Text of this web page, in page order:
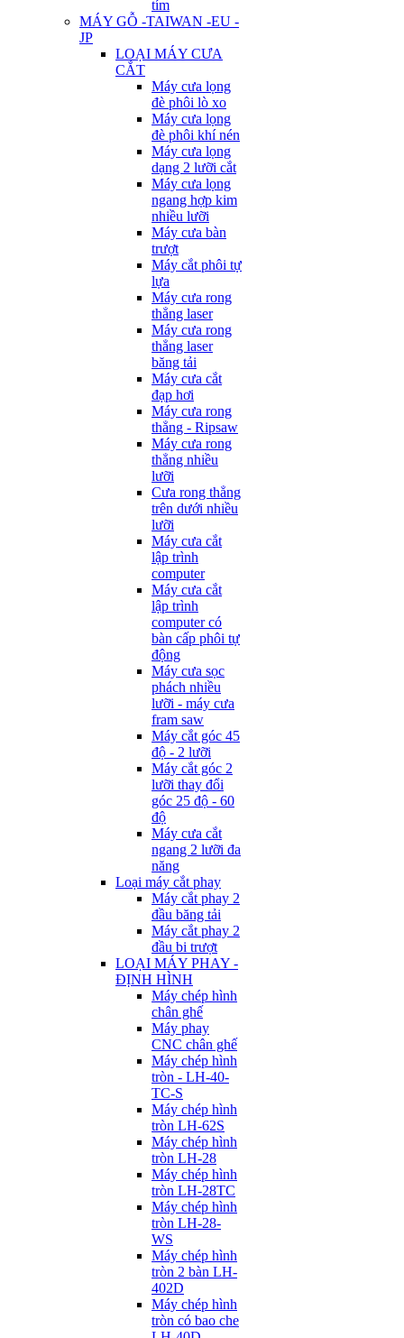
tím
MÁY GỖ -TAIWAN -EU -
JP
LOẠI MÁY CƯA
CẮT
Máy cưa lọng
đè phôi lò xo
Máy cưa lọng
đè phôi khí nén
Máy cưa lọng
dạng 2 lưỡi cắt
Máy cưa lọng
ngang hợp kim
nhiều lưỡi
Máy cưa bàn
trượt
Máy cắt phôi tự
lựa
Máy cưa rong
thẳng laser
Máy cưa rong
thẳng laser
băng tải
Máy cưa cắt
đạp hơi
Máy cưa rong
thẳng - Ripsaw
Máy cưa rong
thẳng nhiều
lưỡi
Cưa rong thẳng
trên dưới nhiều
lưỡi
Máy cưa cắt
lập trình
computer
Máy cưa cắt
lập trình
computer có
bàn cấp phôi tự
động
Máy cưa sọc
phách nhiều
lưỡi - máy cưa
fram saw
Máy cắt góc 45
độ - 2 lưỡi
Máy cắt góc 2
lưỡi thay đổi
góc 25 độ - 60
độ
Máy cưa cắt
ngang 2 lưỡi đa
năng
Loại máy cắt phay
Máy cắt phay 2
đầu băng tải
Máy cắt phay 2
đầu bi trượt
LOẠI MÁY PHAY -
ĐỊNH HÌNH
Máy chép hình
chân ghế
Máy phay
CNC chân ghế
Máy chép hình
tròn - LH-40-
TC-S
Máy chép hình
tròn LH-62S
Máy chép hình
tròn LH-28
Máy chép hình
tròn LH-28TC
Máy chép hình
tròn LH-28-
WS
Máy chép hình
tròn 2 bàn LH-
402D
Máy chép hình
tròn có bao che